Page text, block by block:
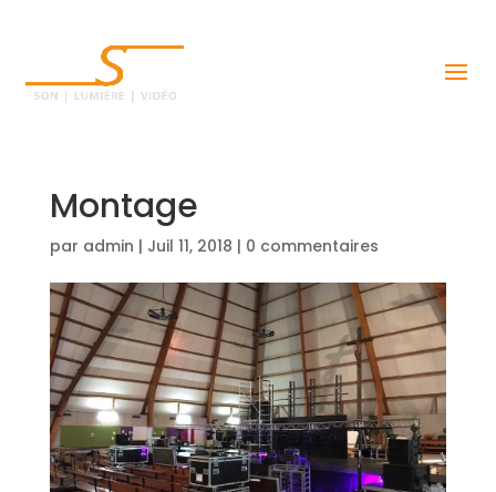
Montage
par admin | Juil 11, 2018 | 0 commentaires